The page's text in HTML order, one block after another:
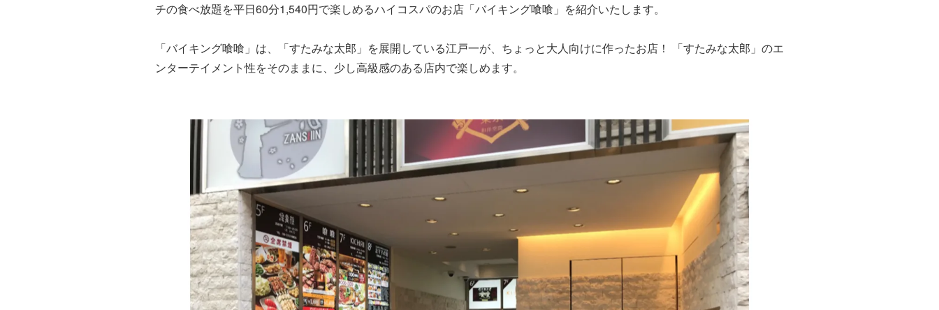
チの食べ放題を平日60分1,540円で楽しめるハイコスパのお店「バイキング喰喰」を紹介いたします。
「バイキング喰喰」は、「すたみな太郎」を展開している江戸一が、ちょっと大人向けに作ったお店！ 「すたみな太郎」のエ
ンターテイメント性をそのままに、少し高級感のある店内で楽しめます。